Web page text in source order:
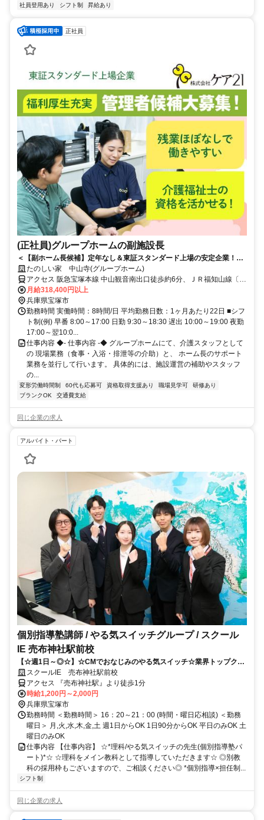
社員登用あり シフト制 昇給あり
正社員
(正社員)グループホームの副施設長
＜【副ホーム長候補】定年なし＆東証スタンダード上場の安定企業！充
実の評価制度でキャリアUP◎＞いきなりホーム長は不安という方へ！ま
ずは副ホーム長として現場と運営を両立。定年制撤廃で長く安定して働
ける環境です。
たのしい家 中山寺(グループホーム)
アクセス 阪急宝塚本線 中山観音南出口徒歩約6分、ＪＲ福知山線〔宝
塚線〕 中山寺南口徒歩約9分、阪急宝塚本線 売布神社東改札口徒歩約
14分 JR宝塚線「中山寺」駅から徒歩約6分
月給318,400円以上
兵庫県宝塚市
勤務時間 実働時間：8時間/日 平均勤務日数：1ヶ月あたり22日 ■シフ
ト制(例) 早番 8:00～17:00 日勤 9:30～18:30 遅出 10:00～19:00 夜勤
17:00～翌10:0...
仕事内容 ◆- 仕事内容 -◆ グループホームにて、介護スタッフとして
の 現場業務（食事・入浴・排泄等の介助）と、 ホーム長のサポート
業務を並行して行います。 具体的には、施設運営の補助やスタッフ
の...
変形労働時間制 60代も応募可 資格取得支援あり 職場見学可
研修あり
ブランクOK
交通費支給
同じ企業の求人
アルバイト・パート
個別指導塾講師 / やる気スイッチグループ / スクール
IE 売布神社駅前校
【☆週1日～◎☆】☆CMでおなじみのやる気スイッチ☆業界トップクラ
スの教育力！！
スクールIE 売布神社駅前校
アクセス 『売布神社駅』より徒歩1分
時給1,200円～2,000円
兵庫県宝塚市
勤務時間 ＜勤務時間＞ 16：20～21：00 (時間・曜日応相談) ＜勤務
曜日＞ 月,火,水,木,金,土 週1日からOK 1日90分からOK 平日のみOK 土
曜日のみOK
仕事内容 【仕事内容】 ☆*理科/やる気スイッチの先生(個別指導塾パ
ート)*☆ ☆理科をメイン教科として指導していただきます☆ ◎別教
科の採用枠もございますので、ご相談ください◎ *個別指導×担任制...
シフト制
同じ企業の求人